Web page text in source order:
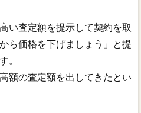
い査定額を提示して契約を取
ら価格を下げましょう」と提
。
額の査定額を出してきたとい